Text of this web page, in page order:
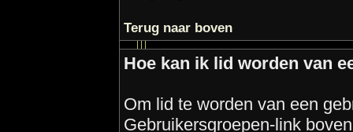
Terug naar boven
Hoe kan ik lid worden van
Om lid te worden van een
Gebruikersgroepen-link